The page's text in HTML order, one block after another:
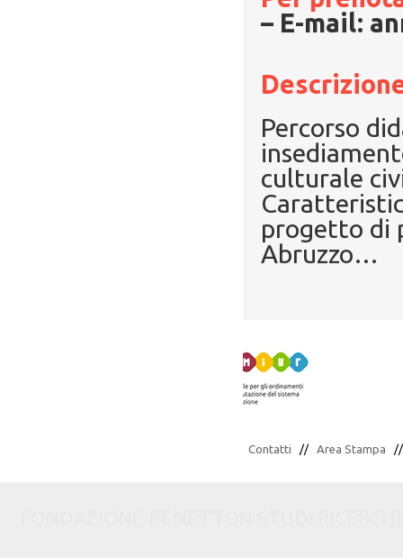
– E-mail:
Percorso
culturale
progetto di
Abruzzo…
Contatti // Area Stampa